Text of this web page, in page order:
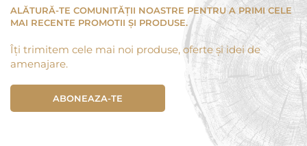
ALĂTURĂ-TE COMUNITĂȚII NOASTRE PENTRU A PRIMI CELE
MAI RECENTE PROMOTII ȘI PRODUSE.
Îți trimitem cele mai noi produse, oferte și idei de
amenajare.
ABONEAZA-TE